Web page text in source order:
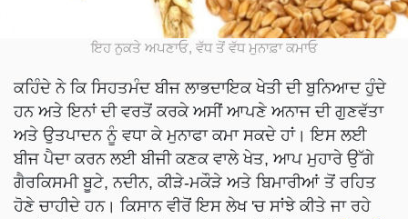
ਇਹ ਨੁਕਤੇ ਅਪਣਾਓ, ਵੱਧ ਤੋਂ ਵੱਧ ਮੁਨਾਫ਼ਾ ਕਮਾਓ
ਕਹਿੰਦੇ ਨੇ ਕਿ ਸਿਹਤਮੰਦ ਬੀਜ ਲਾਭਦਾਇਕ ਖੇਤੀ ਦੀ ਬੁਨਿਆਦ ਹੁੰਦੇ
ਹਨ ਅਤੇ ਇਨਾਂ ਦੀ ਵਰਤੋਂ ਕਰਕੇ ਅਸੀਂ ਆਪਣੇ ਅਨਾਜ ਦੀ ਗੁਣਵੱਤਾ
ਅਤੇ ਉਤਪਾਦਨ ਨੂੰ ਵਧਾ ਕੇ ਮੁਨਾਫਾ ਕਮਾ ਸਕਦੇ ਹਾਂ। ਇਸ ਲਈ
ਬੀਜ ਪੈਦਾ ਕਰਨ ਲਈ ਬੀਜੀ ਕਣਕ ਵਾਲੇ ਖੇਤ, ਆਪ ਮੁਹਾਰੇ ਉੱਗੇ
ਗੈਰਕਿਸਮੀ ਬੂਟੇ, ਨਦੀਨ, ਕੀੜੇ-ਮਕੌੜੇ ਅਤੇ ਬਿਮਾਰੀਆਂ ਤੋਂ ਰਹਿਤ
ਹੋਣੇ ਚਾਹੀਦੇ ਹਨ। ਕਿਸਾਨ ਵੀਰੋਂ ਇਸ ਲੇਖ 'ਚ ਸਾਂਝੇ ਕੀਤੇ ਜਾ ਰਹੇ